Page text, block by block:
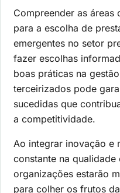
Compreender as
para a escolha de
emergentes no setor
fazer escolhas
boas práticas na
terceirizados pode
sucedidas que
a competitividade.
Ao integrar inovação e
constante na
organizações estarão
para colher os frutos